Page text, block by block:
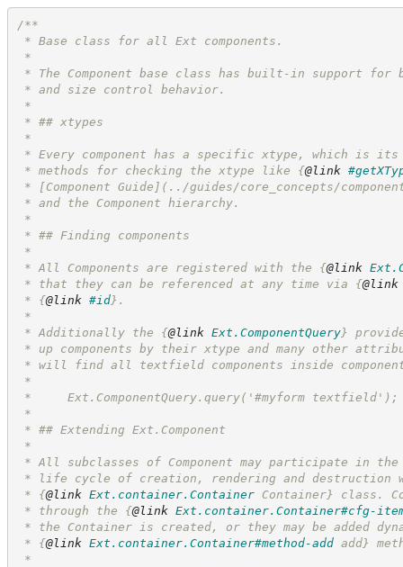
/**
* Base class for all Ext components.
*
* The Component base class has built-in support for
* and size control behavior.
*
* ## xtypes
*
* Every component has a specific xtype, which is
* methods for checking the xtype like {@link
* [Component Guide](../guides/core_concepts/
* and the Component hierarchy.
*
* ## Finding components
*
* All Components are registered with the {@link
* that they can be referenced at any time via {@link
* {@link #id} .
*
* Additionally the {@link Ext.ComponentQuery}
* up components by their xtype and many other
* will find all textfield components inside
*
*     Ext.ComponentQuery.query('#myform textfield');
*
* ## Extending Ext.Component
*
* All subclasses of Component may participate in the
* life cycle of creation, rendering and destruction
* {@link Ext.container.Container Container} class.
* through the {@link Ext.container.Container#cfg-
* the Container is created, or they may be added
* {@link Ext.container.Container#method-add add}
*